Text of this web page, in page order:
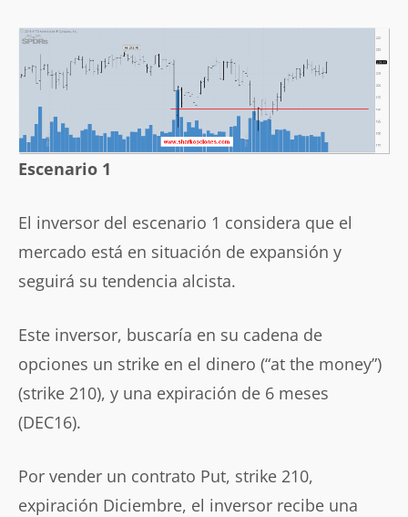
Escenario 1
El inversor del escenario 1 considera que el
mercado está en situación de expansión y
seguirá su tendencia alcista.
Este inversor, buscaría en su cadena de
opciones un strike en el dinero (“at the money”)
(strike 210), y una expiración de 6 meses
(DEC16).
Por vender un contrato Put, strike 210,
expiración Diciembre, el inversor recibe una